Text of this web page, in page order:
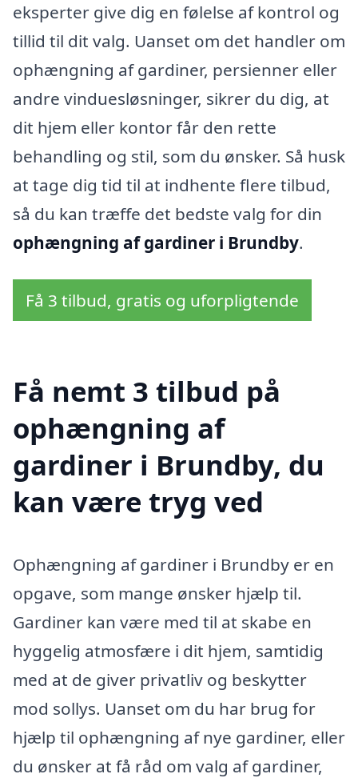
eksperter give dig en følelse af kontrol og
tillid til dit valg. Uanset om det handler om
ophængning af gardiner, persienner eller
andre vinduesløsninger, sikrer du dig, at
dit hjem eller kontor får den rette
behandling og stil, som du ønsker. Så husk
at tage dig tid til at indhente flere tilbud,
så du kan træffe det bedste valg for din
ophængning af gardiner i Brundby.
Få 3 tilbud, gratis og uforpligtende
Få nemt 3 tilbud på
ophængning af
gardiner i Brundby, du
kan være tryg ved
Ophængning af gardiner i Brundby er en
opgave, som mange ønsker hjælp til.
Gardiner kan være med til at skabe en
hyggelig atmosfære i dit hjem, samtidig
med at de giver privatliv og beskytter
mod sollys. Uanset om du har brug for
hjælp til ophængning af nye gardiner, eller
du ønsker at få råd om valg af gardiner,